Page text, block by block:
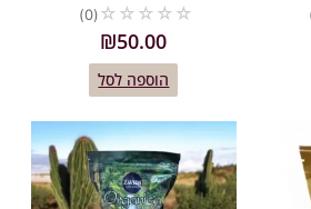
☆
☆
☆
(0)
₪50.00
הוספה לסל